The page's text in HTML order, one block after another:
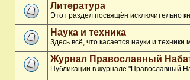
Литература
Этот раздел посвящён исключительно
Наука и техника
Здесь всё, что касается науки и техники
Журнал Православный
Публикации в журнале "Православный